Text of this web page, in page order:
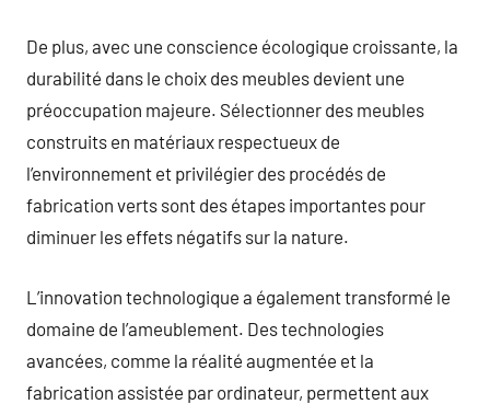
De plus, avec une conscience écologique croissante, la
durabilité dans le choix des meubles devient une
préoccupation majeure. Sélectionner des meubles
construits en matériaux respectueux de
l’environnement et privilégier des procédés de
fabrication verts sont des étapes importantes pour
diminuer les effets négatifs sur la nature.
L’innovation technologique a également transformé le
domaine de l’ameublement. Des technologies
avancées, comme la réalité augmentée et la
fabrication assistée par ordinateur, permettent aux